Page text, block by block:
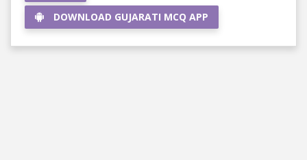
DOWNLOAD GUJARATI MCQ APP